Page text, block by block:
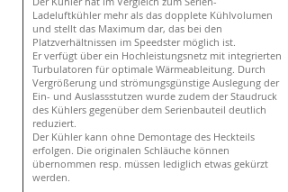
Ladeluftkühler mehr als das dopplete Kühlvolumen
und stellt das Maximum dar, das bei den
Platzverhältnissen im Speedster möglich ist.
Er verfügt über ein Hochleistungsnetz mit integrierten
Turbulatoren für optimale Wärmeableitung. Durch
Vergrößerung und strömungsgünstige Auslegung der
Ein- und Auslassstutzen wurde zudem der Staudruck
des Kühlers gegenüber dem Serienbauteil deutlich
reduziert.
Der Kühler kann ohne Demontage des Heckteils
erfolgen. Die originalen Schläuche können
übernommen resp. müssen lediglich etwas gekürzt
werden.